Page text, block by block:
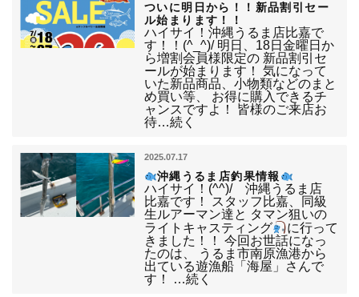
ついに明日から！！新品割引セー
ル始まります！！
ハイサイ！沖縄うるま店比嘉で
す！！(^_^)/ 明日、18日金曜日か
ら増割会員様限定の 新品割引セ
ールが始まります！ 気になって
いた新品商品、小物類などのまと
め買い等、 お得に購入できるチ
ャンスですよ！ 皆様のご来店お
待…続く
2025.07.17
沖縄うるま店釣果情報
ハイサイ！(^^)/ 沖縄うるま店
比嘉です！ スタッフ比嘉、同級
生ルアーマン達と タマン狙いの
ライトキャスティング
に行って
きました！！ 今回お世話になっ
たのは、 うるま市南原漁港から
出ている遊漁船「海屋」さんで
す！ …続く